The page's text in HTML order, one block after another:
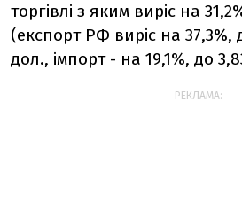
торгівлі з яким виріс на
(експорт РФ виріс на 37,3%,
дол., імпорт - на 19,1%, до
РЕКЛАМА: